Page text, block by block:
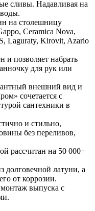
сливы. Надавливая на
на столешницу
Ceramica Nova,
Laguraty, Kirovit, Azario
и позволяет набрать
для рук или
внешний вид и
сочетается с
сантехники в
и стильно,
без переливов,
рассчитан на 50 000+
долговечной латуни, а
от коррозии.
монтаж выпуска с